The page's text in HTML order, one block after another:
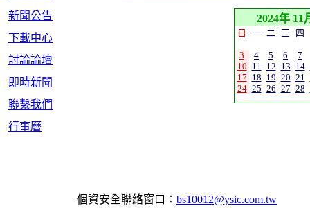
新聞公告
下載中心
討論論壇
即時新聞
聯繫我們
行事曆
2024年 11
日 一 二 三 四
3 4 5 6
7
10 11 12 13 14
17 18 19 20 21
24 25 26 27 28
個資安全聯絡窗口： bs10012@ysic.com.tw